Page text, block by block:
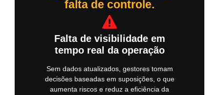
falta de controle.
Falta de visibilidade em
tempo real da operação
Sem dados atualizados, gestores tomam
decisões baseadas em suposições, o que
aumenta riscos e reduz a eficiência da